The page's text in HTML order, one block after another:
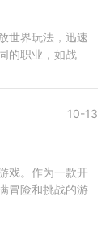
世界玩法，迅速
的职业，如战
10-13
戏。作为一款开
冒险和挑战的游